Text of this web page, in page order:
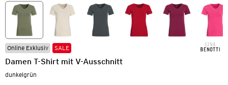
Online Exklusiv SALE
Damen T-Shirt mit V-Ausschnitt
dunkelgrün